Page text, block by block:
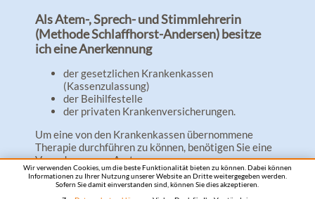
Als Atem-, Sprech- und Stimmlehrerin
(Methode Schlaffhorst-Andersen) besitze
ich eine Anerkennung
der gesetzlichen Krankenkassen
(Kassenzulassung)
der Beihilfestelle
der privaten Krankenversicherungen.
Um eine von den Krankenkassen übernommene
Therapie durchführen zu können, benötigen Sie eine
Verordnung vom Arzt.
Dies kann der Hausarzt, Hals-Nasen-Ohrenarzt,
Kinderarzt, Neurologe, Lungenfacharzt,
Wir verwenden Cookies, um die beste Funktionalität bieten zu können. Dabei können
Informationen zu Ihrer Nutzung unserer Website an Dritte weitergegeben werden.
Sofern Sie damit einverstanden sind, können Sie dies akzeptieren.